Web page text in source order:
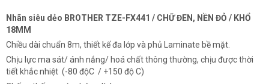
là: tại
444,400₫.
Nhãn siêu dẻo BROTHER TZE-FX441 / CHỮ ĐEN, NỀN ĐỎ / KHỔ
18MM
Chiều dài chuẩn 8m, thiết kế đa lớp và phủ Laminate bề mặt.
Chịu lực ma sát/ ánh nắng/ hoá chất thông thường, chịu được thời
tiết khắc nhiệt (-80 độC / +150 độ C)